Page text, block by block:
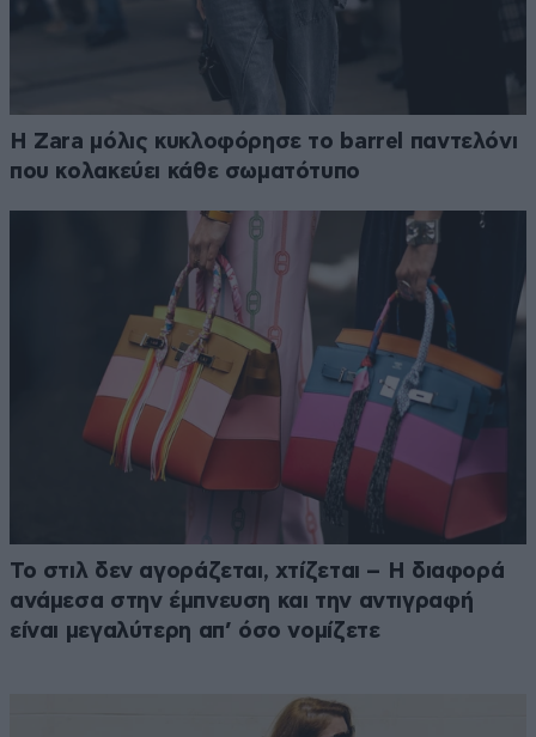
Η Zara μόλις κυκλοφόρησε το barrel παντελόνι
που κολακεύει κάθε σωματότυπο
Το στιλ δεν αγοράζεται, χτίζεται – Η διαφορά
ανάμεσα στην έμπνευση και την αντιγραφή
είναι μεγαλύτερη απ’ όσο νομίζετε